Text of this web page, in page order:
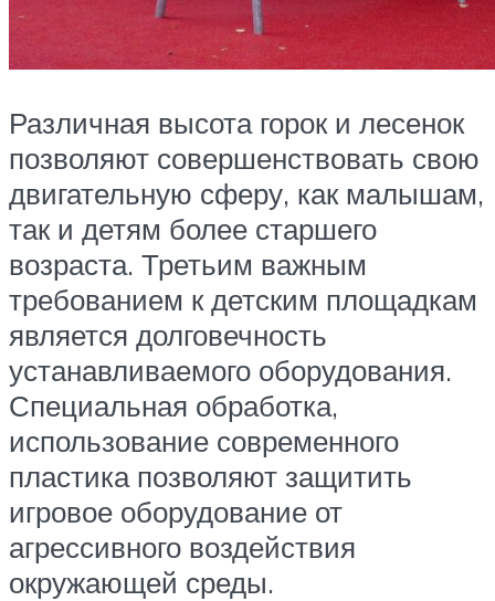
Различная высота горок и лесенок
позволяют совершенствовать свою
двигательную сферу, как малышам,
так и детям более старшего
возраста. Третьим важным
требованием к детским площадкам
является долговечность
устанавливаемого оборудования.
Специальная обработка,
использование современного
пластика позволяют защитить
игровое оборудование от
агрессивного воздействия
окружающей среды.